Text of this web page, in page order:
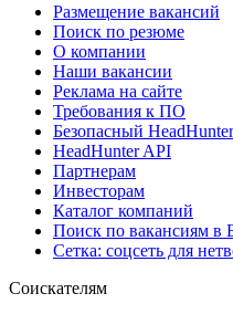
Размещение вакансий
Поиск по резюме
О компании
Наши вакансии
Реклама на сайте
Требования к ПО
Безопасный HeadHunter
HeadHunter API
Партнерам
Инвесторам
Каталог компаний
Поиск по вакансиям в
Сетка: соцсеть для
Соискателям